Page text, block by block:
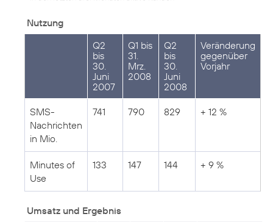
Nutzung
Q2
bis
30.
Juni
2007
Q1 bis
31.
Mrz.
2008
Q2
bis
30.
Juni
2008
Veränderung
gegenüber
Vorjahr
SMS-
Nachrichten
in Mio.
741 790 829 + 12 %
Minutes of
Use
133 147 144 + 9 %
Umsatz und Ergebnis